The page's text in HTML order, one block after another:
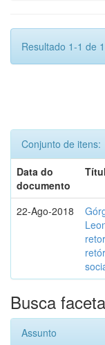
Resultado 1-1 de
Conjunto de itens:
Data do
documento
22-Ago-2018
Busca
Assunto